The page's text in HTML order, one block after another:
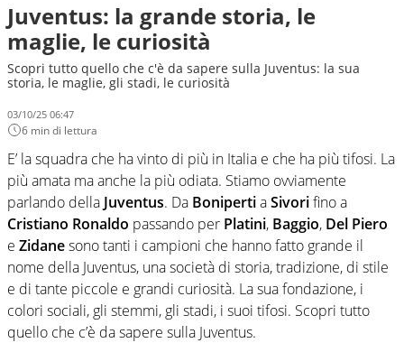
Juventus: la grande storia, le
maglie, le curiosità
Scopri tutto quello che c'è da sapere sulla Juventus: la sua
storia, le maglie, gli stadi, le curiosità
03/10/25 06:47
6 min di lettura
E’ la squadra che ha vinto di più in Italia e che ha più tifosi. La
più amata ma anche la più odiata. Stiamo ovviamente
parlando della Juventus. Da BonipertiaSivorifino a
Cristiano Ronaldo passando per Platini, Baggio, Del Piero
e Zidanesono tanti i campioni che hanno fatto grande il
nome della Juventus, una società di storia, tradizione, di stile
e di tante piccole e grandi curiosità. La sua fondazione, i
colori sociali, gli stemmi, gli stadi, i suoi tifosi. Scopri tutto
quello che c’è da sapere sulla Juventus.